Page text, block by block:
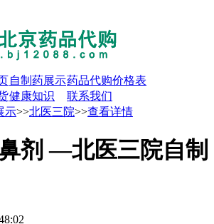
自制药展示药品代购价格表
健康知识
联系我们
示>>北医三院>>查看详情
剂 —北医三院自制